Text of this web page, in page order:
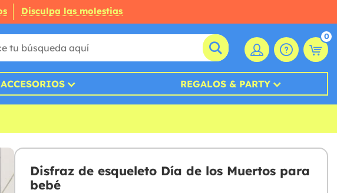
Disculpa las molestias
0
ACCESORIOS REGALOS & PARTY
Disfraz de esqueleto Día de los Muertos para
bebé